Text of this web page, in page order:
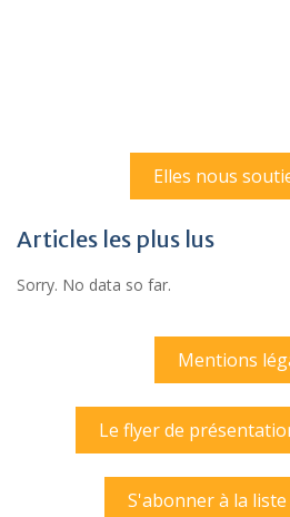
Elles nous
Articles les plus lus
Sorry. No data so far.
Mentions
Le flyer de
S'abonner à la